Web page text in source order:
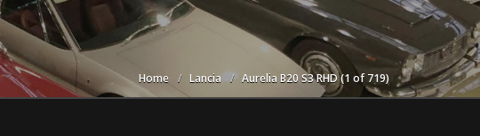
Home Lancia Aurelia B20 S3 RHD (1 of 719)